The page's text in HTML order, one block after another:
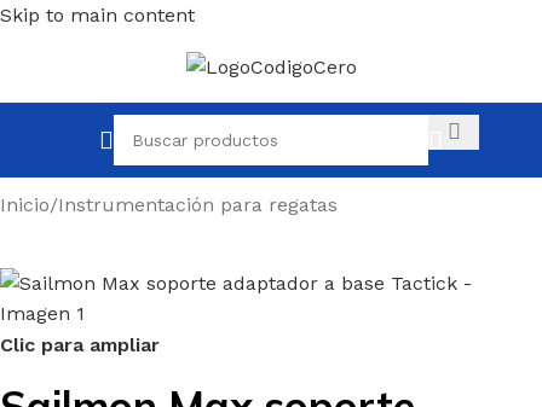
Skip to main content
Inicio/Instrumentación para regatas
Clic para ampliar